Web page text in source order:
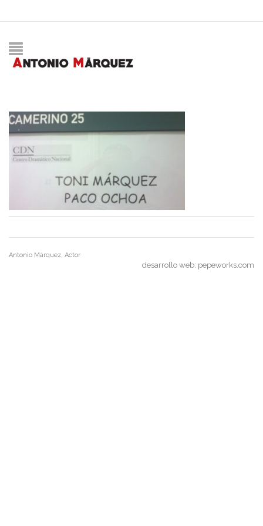
Antonio Márquez, Actor
desarrollo web: pepeworks.com